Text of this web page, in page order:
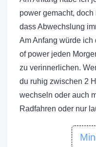
power gemacht,
dass Abwechslung
Am Anfang würde
of power jeden
zu verinnerlichen.
du ruhig zwischen 2
wechseln oder auch
Radfahren oder nur